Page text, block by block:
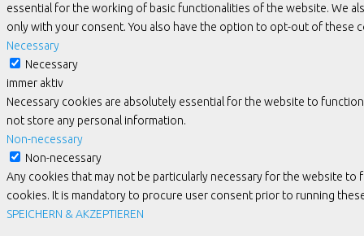
essential for the working of basic functionalities of the website. We
only with your consent. You also have the option to opt-out of these
Necessary
Necessary
immer aktiv
Necessary cookies are absolutely essential for the website to
not store any personal information.
Non-necessary
Non-necessary
Any cookies that may not be particularly necessary for the website
cookies. It is mandatory to procure user consent prior to running
SPEICHERN & AKZEPTIEREN